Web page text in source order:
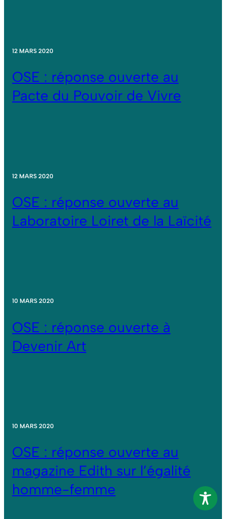
12 MARS 2020
OSE : réponse ouverte au
Pacte du Pouvoir de Vivre
12 MARS 2020
OSE : réponse ouverte au
Laboratoire Loiret de la Laïcité
10 MARS 2020
OSE : réponse ouverte à
Devenir Art
10 MARS 2020
OSE : réponse ouverte au
magazine Edith sur l’égalité
homme-femme